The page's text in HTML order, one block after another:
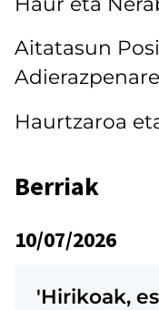
Aitatasun
Haurtzaroa
Berriak
10/07/2026
'Hirikoak,